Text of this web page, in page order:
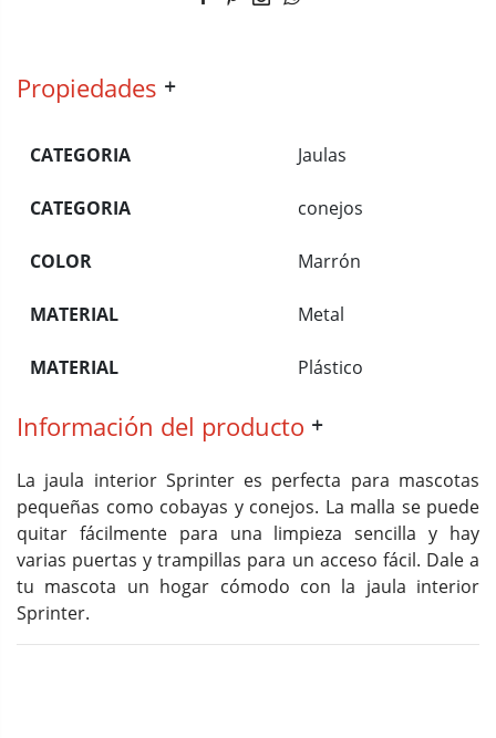
Propiedades
CATEGORIA Jaulas
CATEGORIA conejos
COLOR Marrón
MATERIAL Metal
MATERIAL Plástico
Información del producto
La jaula interior Sprinter es perfecta para mascotas
pequeñas como cobayas y conejos. La malla se puede
quitar fácilmente para una limpieza sencilla y hay
varias puertas y trampillas para un acceso fácil. Dale a
tu mascota un hogar cómodo con la jaula interior
Sprinter.